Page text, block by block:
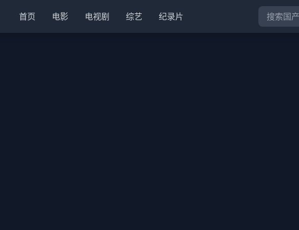
首页 电影 电视剧 综艺 纪录片